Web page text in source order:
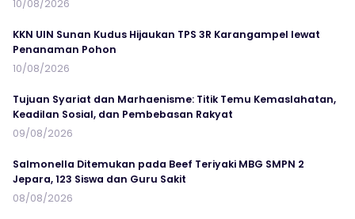
10/08/2026
KKN UIN Sunan Kudus Hijaukan TPS 3R Karangampel lewat
Penanaman Pohon
10/08/2026
Tujuan Syariat dan Marhaenisme: Titik Temu Kemaslahatan,
Keadilan Sosial, dan Pembebasan Rakyat
09/08/2026
Salmonella Ditemukan pada Beef Teriyaki MBG SMPN 2
Jepara, 123 Siswa dan Guru Sakit
08/08/2026